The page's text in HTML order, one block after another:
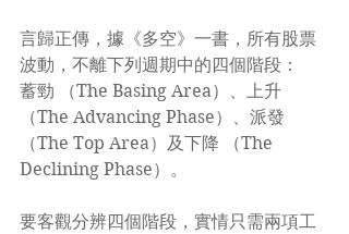
言歸正傳，據《多空》一書，所有股票
波動，不離下列週期中的四個階段：
蓄勁 （The Basing Area）、上升
（The Advancing Phase）、派發
（The Top Area）及下降 （The
Declining Phase）。
要客觀分辨四個階段，實情只需兩項工